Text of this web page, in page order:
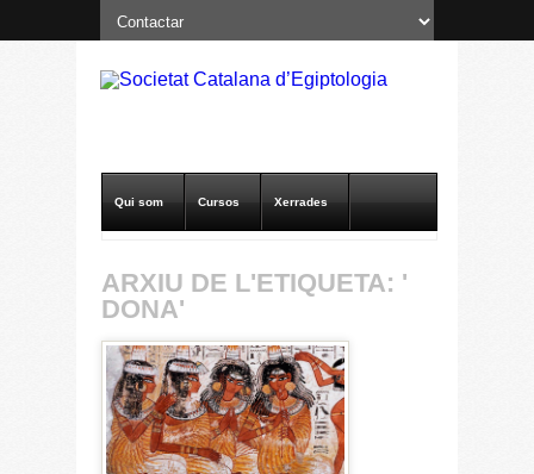
Qui som Cursos Xerrades
Publicacions
ARXIU DE L'ETIQUETA: '
DONA'